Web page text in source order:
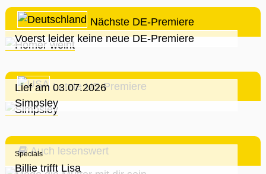
Nächste DE-Premiere
Voerst leider keine neue DE-Premiere
Letzte US-Premiere
Lief am 03.07.2026
Simpsley
Auch lesenswert
Specials
Billie trifft Lisa